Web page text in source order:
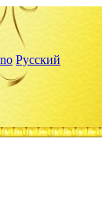
Русский